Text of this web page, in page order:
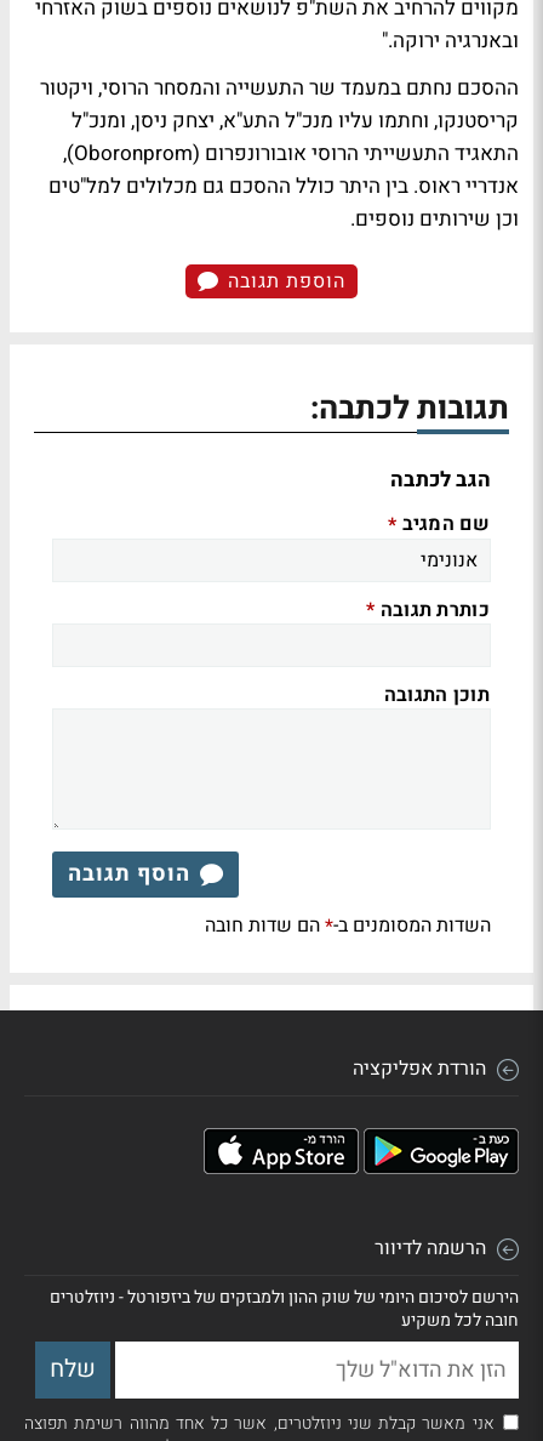
מקווים להרחיב את השת"פ לנושאים נוספים בשוק האזרחי
ובאנרגיה ירוקה."
ההסכם נחתם במעמד שר התעשייה והמסחר הרוסי, ויקטור
קריסטנקו, וחתמו עליו מנכ"ל התע"א, יצחק ניסן, ומנכ"ל
התאגיד התעשייתי הרוסי אובורונפרום (Oboronprom),
אנדריי ראוס. בין היתר כולל ההסכם גם מכלולים למל"טים
וכן שירותים נוספים.
הוספת תגובה
תגובות לכתבה:
הגב לכתבה
שם המגיב *
כותרת תגובה *
תוכן התגובה
הוסף תגובה
השדות המסומנים ב-*הם שדות חובה
הורדת אפליקציה
הרשמה לדיוור
הירשם לסיכום היומי של שוק ההון ולמבזקים של ביזפורטל - ניוזלטרים
חובה לכל משקיע
אני מאשר קבלת שני ניוזלטרים, אשר כל אחד מהווה רשימת תפוצה